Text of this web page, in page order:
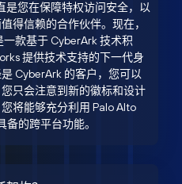
是您在保障特权访问安全，以
得信赖的合作伙伴。现在，
款基于 CyberArk 技术积
提供技术支持的下一代身
CyberArk 的客户，您可以
只会注意到新的徽标和设计
将能够充分利用 Palo Alto
的跨平台功能。